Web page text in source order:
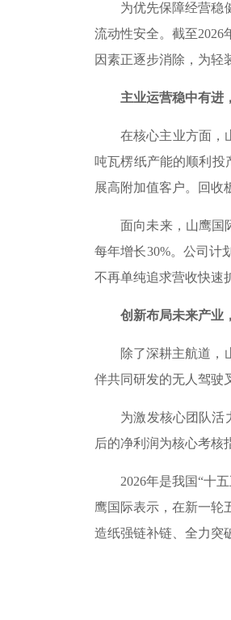
为优先保障经营稳健
流动性安全。截至
因素正逐步消除，为轻
主业运营稳中有进
在核心主业方面，山
吨瓦楞纸产能的顺利投
展高附加值客户。回收
面向未来，山鹰国际
每年增长30%。公司计
不再单纯追求营收快速
创新布局未来产业
除了深耕主航道，山
伴共同研发的无人驾驶
为激发核心团队活力
后的净利润为核心考核
2026年是我国“十
鹰国际表示，在新一轮
造纸强链补链、全力突